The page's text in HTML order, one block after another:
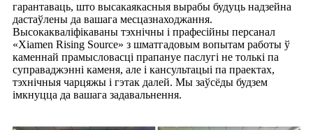
гарантаваць, што высакаякасныя вырабы будуць надзейна
дастаўлены да вашага месцазнаходжання.
Высокакваліфікаваны тэхнічны і прафесійны персанал
«Xiamen Rising Source» з шматгадовым вопытам работы ў
каменнай прамысловасці прапануе паслугі не толькі па
суправаджэнні каменя, але і кансультацыі па праектах,
тэхнічныя чарцяжы і гэтак далей. Мы заўсёды будзем
імкнуцца да вашага задавальнення.